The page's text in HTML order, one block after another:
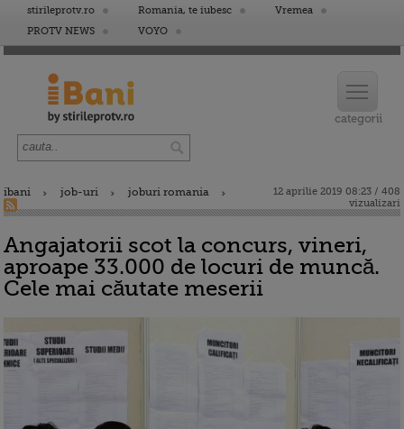
stirileprotv.ro Romania, te iubesc
Vremea
PROTV NEWS
VOYO
ibani job-uri joburi romania
12 aprilie 2019 08:23 / 408
vizualizari
Angajatorii scot la concurs, vineri,
aproape 33.000 de locuri de muncă.
Cele mai căutate meserii